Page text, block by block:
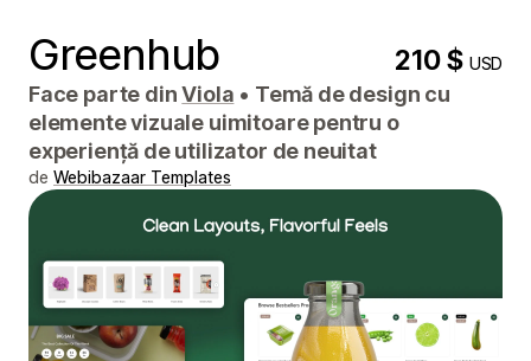
Greenhub 210 $USD
Face parte dinViola • Temă de design cu
elemente vizuale uimitoare pentru o
experiență de utilizator de neuitat
de Webibazaar Templates